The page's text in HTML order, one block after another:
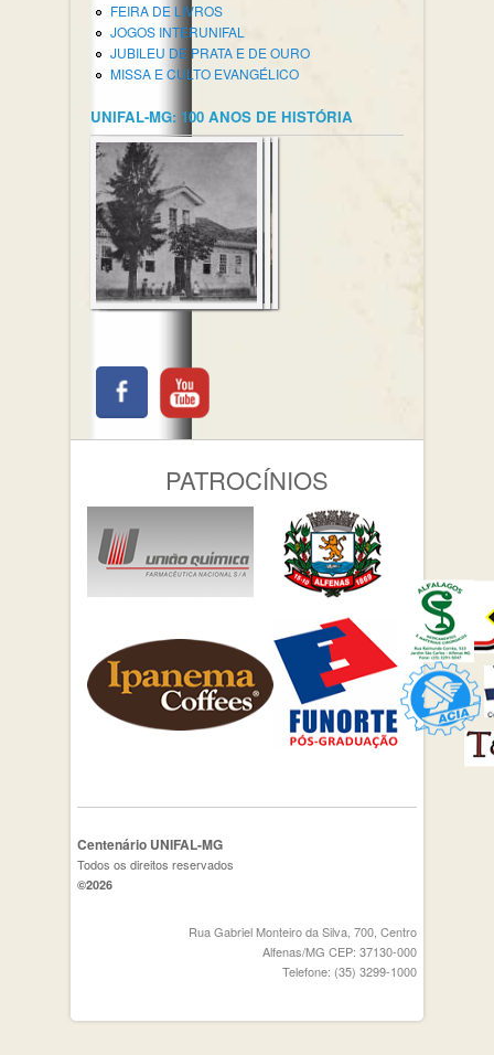
FEIRA DE LIVROS
JOGOS INTERUNIFAL
JUBILEU DE PRATA E DE OURO
MISSA E CULTO EVANGÉLICO
UNIFAL-MG: 100 ANOS DE HISTÓRIA
PATROCÍNIOS
Centenário UNIFAL-MG
Todos os direitos reservados
©2026
Rua Gabriel Monteiro da Silva, 700, Centro
Alfenas/MG CEP: 37130-000
Telefone: (35) 3299-1000